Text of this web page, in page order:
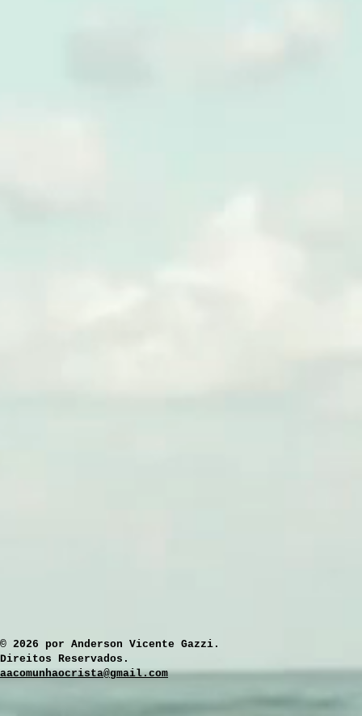
​© 2026 por Anderson Vicente Gazzi.
Direitos Reservados.
aacomunhaocrista@gmail.com